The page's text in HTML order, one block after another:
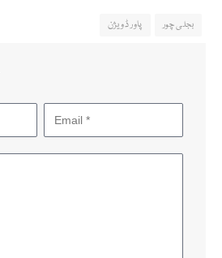
بجلی چور پاور ڈویژن